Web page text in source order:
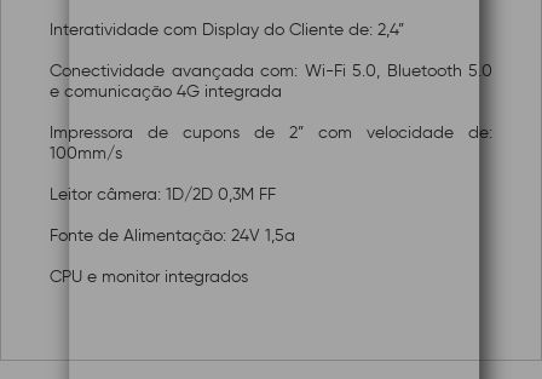
Interatividade com Display do Cliente de: 2,4”
Conectividade avançada com: Wi-Fi 5.0, Bluetooth 5.0
e comunicação 4G integrada
Impressora de cupons de 2” com velocidade de:
100mm/s
Leitor câmera: 1D/2D 0,3M FF
Fonte de Alimentação: 24V 1,5a
CPU e monitor integrados